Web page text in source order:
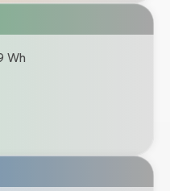
Wh